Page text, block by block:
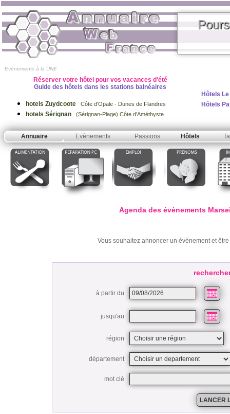
Evènements à la UNE
Réserver votre hôtel pour vos vacances d'été
Guide des hôtels dans les stations balnéaires
hotels Zuydcoote Côte d'Opale - Dunes de Flandres
hotels Sérignan (Sérignan-Plage) Côte d'Améthyste
Hôtels
Hôtels
Annuaire Evènements Passions Hôtels
Agenda des évènements
Vous souhaitez annoncer un évènement et
à partir du
jusqu'au
région
département
mot clé